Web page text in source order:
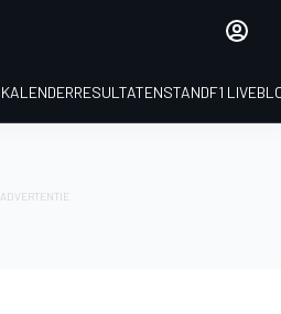
KALENDERRESULTATENSTANDF1